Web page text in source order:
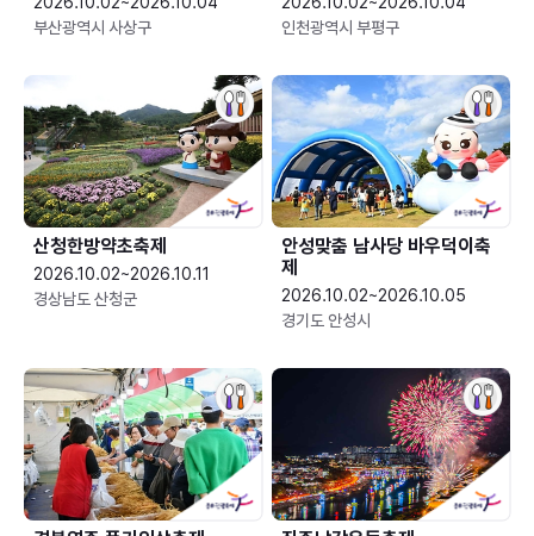
부산광역시 사상구
인천광역시 부평구
산청한방약초축제
2026.10.02~2026.10.11
경상남도 산청군
안성맞춤 남사당 바우덕이축
제
2026.10.02~2026.10.05
경기도 안성시